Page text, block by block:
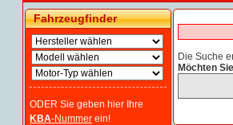
Fahrzeugfinder
ODER Sie geben hier Ihre
KBA-Nummer ein!
Die Suche
Möchten